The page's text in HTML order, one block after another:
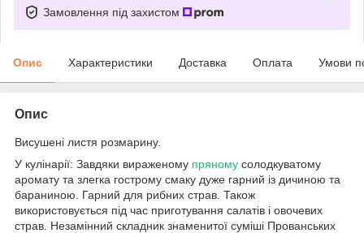
Замовлення під захистом
Опис Характеристики Доставка Оплата Умови
Опис
Висушені листя розмарину.
У кулінарії: Завдяки вираженому пряному солодкуватому
аромату та злегка гострому смаку дуже гарний із дичиною та
бараниною. Гарний для рибних страв. Також
використовується під час приготування салатів і овочевих
страв. Незамінний складник знаменитої суміші Прованських